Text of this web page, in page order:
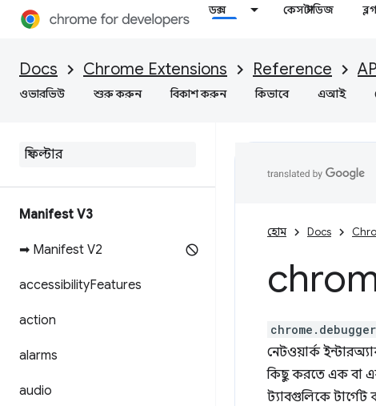
ডক্স কেস স্টাডিজ
Docs Chrome Extensions Reference
ওভারভিউ শুরু করুন বিকাশ করুন কিভাবে এআই
Manifest V3
➡ Manifest V2
accessibilityFeatures
action
alarms
audio
হোম Docs
chrome.debugger
নেটওয়ার্ক
কিছু করতে এক বা
ট্যাবগুলিকে